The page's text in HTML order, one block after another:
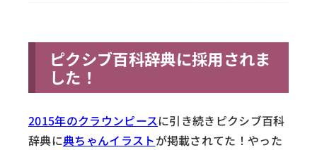
ピクシブ百科辞典に採用されま
した！
2015年のクラウンピースに引き続きピクシブ百科
辞典に典ちゃんイラストが掲載されてた！やった